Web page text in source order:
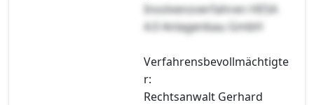
Insolvenzverfahren HESA
4.0 Anlagenbau GmbH
Verfahrensbevollmächtigte
r:
Rechtsanwalt Gerhard